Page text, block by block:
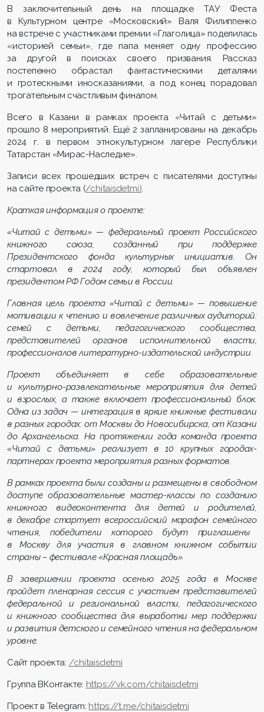
В заключительный день на площадке ТАУ Феста
в Культурном центре «Московский» Валя Филиппенко
на встрече с участниками премии «Глаголица» поделилась
«историей семьи», где папа меняет одну профессию
за другой в поисках своего призвания. Рассказ
постепенно обрастал фантастическими деталями
и гротескными иносказаниями, а под конец порадовал
трогательным счастливым финалом.
Всего в Казани в рамках проекта «Читай с детьми»
прошло 8 мероприятий. Ещё 2 запланированы на декабрь
2024 г. в первом этнокультурном лагере Республики
Татарстан «Мирас-Наследие».
Записи всех прошедших встреч с писателями доступны
на сайте проекта (/chitaisdetmi).
Краткая информация о проекте:
«Читай с детьми» — федеральный проект Российского
книжного союза, созданный при поддержке
Президентского фонда культурных инициатив. Он
стартовал в 2024 году, который был объявлен
президентом РФ Годом семьи в России.
Главная цель проекта «Читай с детьми» — повышение
мотивации к чтению и вовлечение различных аудиторий:
семей с детьми, педагогического сообщества,
представителей органов исполнительной власти,
профессионалов литературно-издательской индустрии.
Проект объединяет в себе образовательные
и культурно-развлекательные мероприятия для детей
и взрослых, а также включает профессиональный блок.
Одна из задач — интеграция в яркие книжные фестивали
в разных городах: от Москвы до Новосибирска, от Казани
до Архангельска. На протяжении года команда проекта
«Читай с детьми» реализует в 10 крупных городах-
партнерах проекта мероприятия разных форматов.
В рамках проекта былисозданы и размещены в свободном
доступе образовательные мастер-классы по созданию
книжного видеоконтента для детей и родителей,
в декабре стартует всероссийский марафон семейного
чтения, победители которого будут приглашены
в Москву для участия в главном книжном событии
страны – фестивале «Красная площадь».
В завершении проекта осенью 2025 года в Москве
пройдет пленарная сессия с участием представителей
федеральной и региональной власти, педагогического
и книжного сообщества для выработки мер поддержки
и развития детского и семейного чтения на федеральном
уровне.
Сайт проекта: /chitaisdetmi
Группа ВКонтакте: https://vk.com/chitaisdetmi
Проект в Telegram: https://t.me/chitaisdetmi